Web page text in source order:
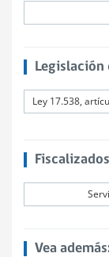
Legislación
Ley 17.538,
Fiscalizados
Vea